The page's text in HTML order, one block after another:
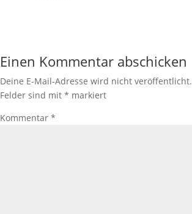
Einen Kommentar abschicken
Deine E-Mail-Adresse wird nicht veröffentlicht.
Felder sind mit * markiert
Kommentar *